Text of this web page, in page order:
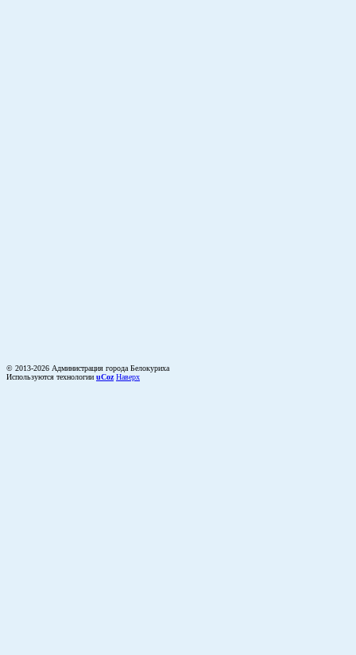
© 2013-2026 Администрация города Белокуриха
Используются технологии uCoz Наверх